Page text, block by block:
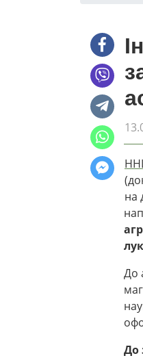
на
До
До